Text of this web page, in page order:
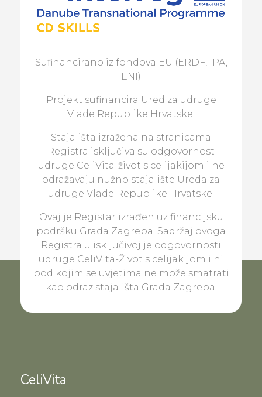
Sufinancirano iz fondova EU (ERDF, IPA,
ENI)
Projekt sufinancira Ured za udruge
Vlade Republike Hrvatske.
Stajališta izražena na stranicama
Registra isključiva su odgovornost
udruge CeliVita-život s celijakijom i ne
odražavaju nužno stajalište Ureda za
udruge Vlade Republike Hrvatske.
Ovaj je Registar izrađen uz financijsku
podršku Grada Zagreba. Sadržaj ovoga
Registra u isključivoj je odgovornosti
udruge CeliVita-Život s celijakijom i ni
pod kojim se uvjetima ne može smatrati
kao odraz stajališta Grada Zagreba.
CeliVita